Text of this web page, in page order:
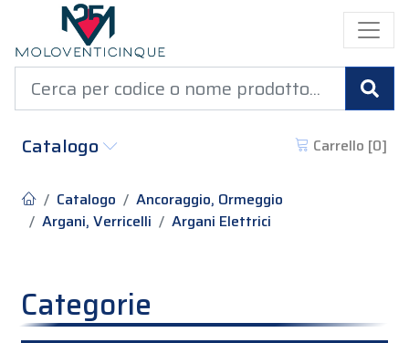
Catalogo
Carrello [0]
Catalogo
Ancoraggio, Ormeggio
Argani, Verricelli
Argani Elettrici
Categorie